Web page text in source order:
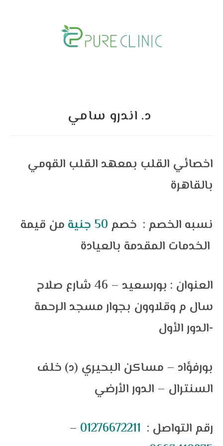
اخصائي القلب بمعهد القلب القومي
بالقاهرة
نسبه الخصم : خصم 50 جنية
من قيمة
العنوان :
بورسعيد – 46 شارع صلاح
سال م وقلاوون بجوار مسجد الرحمة
-الدور الأول
بورفؤاد – مساكن البحيري (د) خلف
السنترال – الدور الأرضي
رقم التواصل : 01276672211
–